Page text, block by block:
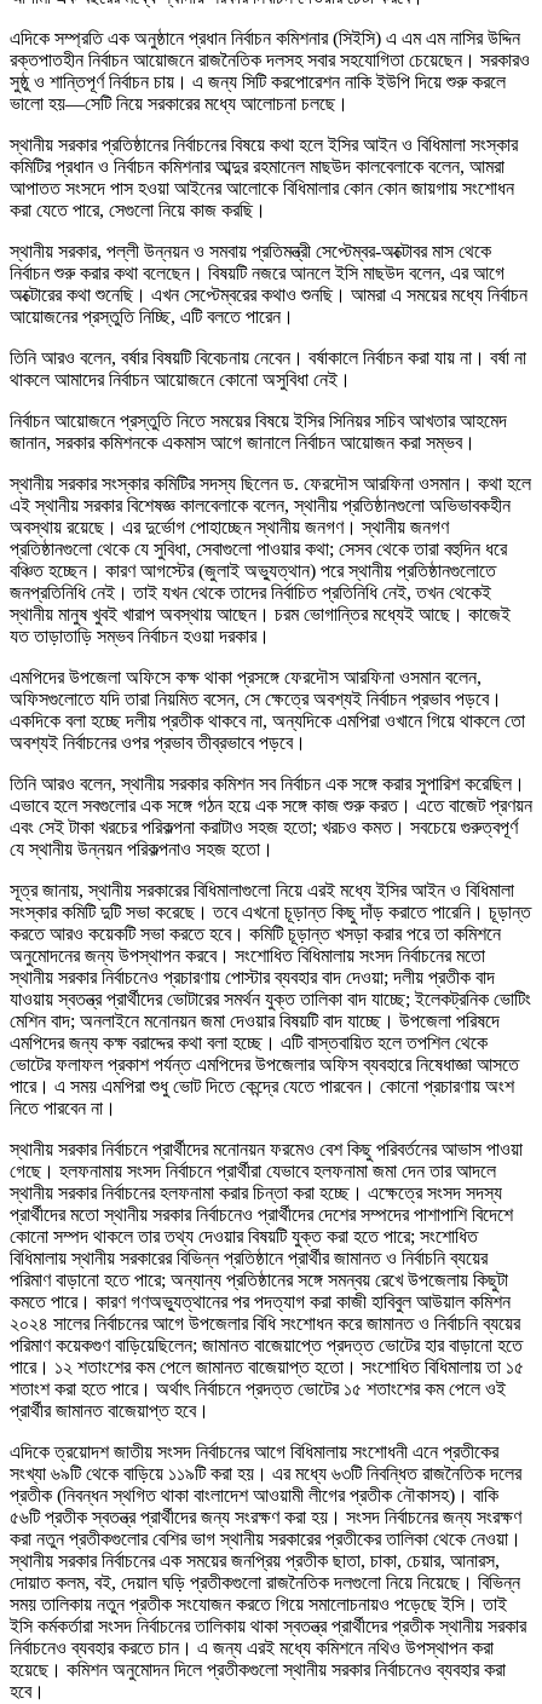
এদিকে সম্প্রতি এক অনুষ্ঠানে প্রধান নির্বাচন কমিশনার (সিইসি) এ এম এম নাসির উদ্দিন
রক্তপাতহীন নির্বাচন আয়োজনে রাজনৈতিক দলসহ সবার সহযোগিতা চেয়েছেন। সরকারও
সুষ্ঠু ও শান্তিপূর্ণ নির্বাচন চায়। এ জন্য সিটি করপোরেশন নাকি ইউপি দিয়ে শুরু করলে
ভালো হয়—সেটি নিয়ে সরকারের মধ্যে আলোচনা চলছে।
স্থানীয় সরকার প্রতিষ্ঠানের নির্বাচনের বিষয়ে কথা হলে ইসির আইন ও বিধিমালা সংস্কার
কমিটির প্রধান ও নির্বাচন কমিশনার আব্দুর রহমানেল মাছউদ কালবেলাকে বলেন, আমরা
আপাতত সংসদে পাস হওয়া আইনের আলোকে বিধিমালার কোন কোন জায়গায় সংশোধন
করা যেতে পারে, সেগুলো নিয়ে কাজ করছি।
স্থানীয় সরকার, পল্লী উন্নয়ন ও সমবায় প্রতিমন্ত্রী সেপ্টেম্বর-অক্টোবর মাস থেকে
নির্বাচন শুরু করার কথা বলেছেন। বিষয়টি নজরে আনলে ইসি মাছউদ বলেন, এর আগে
অক্টোরের কথা শুনেছি। এখন সেপ্টেম্বরের কথাও শুনছি। আমরা এ সময়ের মধ্যে নির্বাচন
আয়োজনের প্রস্তুতি নিচ্ছি, এটি বলতে পারেন।
তিনি আরও বলেন, বর্ষার বিষয়টি বিবেচনায় নেবেন। বর্ষাকালে নির্বাচন করা যায় না। বর্ষা না
থাকলে আমাদের নির্বাচন আয়োজনে কোনো অসুবিধা নেই।
নির্বাচন আয়োজনে প্রস্তুতি নিতে সময়ের বিষয়ে ইসির সিনিয়র সচিব আখতার আহমেদ
জানান, সরকার কমিশনকে একমাস আগে জানালে নির্বাচন আয়োজন করা সম্ভব।
স্থানীয় সরকার সংস্কার কমিটির সদস্য ছিলেন ড. ফেরদৌস আরফিনা ওসমান। কথা হলে
এই স্থানীয় সরকার বিশেষজ্ঞ কালবেলাকে বলেন, স্থানীয় প্রতিষ্ঠানগুলো অভিভাবকহীন
অবস্থায় রয়েছে। এর দুর্ভোগ পোহাচ্ছেন স্থানীয় জনগণ। স্থানীয় জনগণ
প্রতিষ্ঠানগুলো থেকে যে সুবিধা, সেবাগুলো পাওয়ার কথা; সেসব থেকে তারা বহুদিন ধরে
বঞ্চিত হচ্ছেন। কারণ আগস্টের (জুলাই অভ্যুত্থান) পরে স্থানীয় প্রতিষ্ঠানগুলোতে
জনপ্রতিনিধি নেই। তাই যখন থেকে তাদের নির্বাচিত প্রতিনিধি নেই, তখন থেকেই
স্থানীয় মানুষ খুবই খারাপ অবস্থায় আছেন। চরম ভোগান্তির মধ্যেই আছে। কাজেই
যত তাড়াতাড়ি সম্ভব নির্বাচন হওয়া দরকার।
এমপিদের উপজেলা অফিসে কক্ষ থাকা প্রসঙ্গে ফেরদৌস আরফিনা ওসমান বলেন,
অফিসগুলোতে যদি তারা নিয়মিত বসেন, সে ক্ষেত্রে অবশ্যই নির্বাচন প্রভাব পড়বে।
একদিকে বলা হচ্ছে দলীয় প্রতীক থাকবে না, অন্যদিকে এমপিরা ওখানে গিয়ে থাকলে তো
অবশ্যই নির্বাচনের ওপর প্রভাব তীব্রভাবে পড়বে।
তিনি আরও বলেন, স্থানীয় সরকার কমিশন সব নির্বাচন এক সঙ্গে করার সুপারিশ করেছিল।
এভাবে হলে সবগুলোর এক সঙ্গে গঠন হয়ে এক সঙ্গে কাজ শুরু করত। এতে বাজেট প্রণয়ন
এবং সেই টাকা খরচের পরিকল্পনা করাটাও সহজ হতো; খরচও কমত। সবচেয়ে গুরুত্বপূর্ণ
যে স্থানীয় উন্নয়ন পরিকল্পনাও সহজ হতো।
সূত্র জানায়, স্থানীয় সরকারের বিধিমালাগুলো নিয়ে এরই মধ্যে ইসির আইন ও বিধিমালা
সংস্কার কমিটি দুটি সভা করেছে। তবে এখনো চূড়ান্ত কিছু দাঁড় করাতে পারেনি। চূড়ান্ত
করতে আরও কয়েকটি সভা করতে হবে। কমিটি চূড়ান্ত খসড়া করার পরে তা কমিশনে
অনুমোদনের জন্য উপস্থাপন করবে। সংশোধিত বিধিমালায় সংসদ নির্বাচনের মতো
স্থানীয় সরকার নির্বাচনেও প্রচারণায় পোস্টার ব্যবহার বাদ দেওয়া; দলীয় প্রতীক বাদ
যাওয়ায় স্বতন্ত্র প্রার্থীদের ভোটারের সমর্থন যুক্ত তালিকা বাদ যাচ্ছে; ইলেকট্রনিক ভোটিং
মেশিন বাদ; অনলাইনে মনোনয়ন জমা দেওয়ার বিষয়টি বাদ যাচ্ছে। উপজেলা পরিষদে
এমপিদের জন্য কক্ষ বরাদ্দের কথা বলা হচ্ছে। এটি বাস্তবায়িত হলে তপশিল থেকে
ভোটের ফলাফল প্রকাশ পর্যন্ত এমপিদের উপজেলার অফিস ব্যবহারে নিষেধাজ্ঞা আসতে
পারে। এ সময় এমপিরা শুধু ভোট দিতে কেন্দ্রে যেতে পারবেন। কোনো প্রচারণায় অংশ
নিতে পারবেন না।
স্থানীয় সরকার নির্বাচনে প্রার্থীদের মনোনয়ন ফরমেও বেশ কিছু পরিবর্তনের আভাস পাওয়া
গেছে। হলফনামায় সংসদ নির্বাচনে প্রার্থীরা যেভাবে হলফনামা জমা দেন তার আদলে
স্থানীয় সরকার নির্বাচনের হলফনামা করার চিন্তা করা হচ্ছে। এক্ষেত্রে সংসদ সদস্য
প্রার্থীদের মতো স্থানীয় সরকার নির্বাচনেও প্রার্থীদের দেশের সম্পদের পাশাপাশি বিদেশে
কোনো সম্পদ থাকলে তার তথ্য দেওয়ার বিষয়টি যুক্ত করা হতে পারে; সংশোধিত
বিধিমালায় স্থানীয় সরকারের বিভিন্ন প্রতিষ্ঠানে প্রার্থীর জামানত ও নির্বাচনি ব্যয়ের
পরিমাণ বাড়ানো হতে পারে; অন্যান্য প্রতিষ্ঠানের সঙ্গে সমন্বয় রেখে উপজেলায় কিছুটা
কমতে পারে। কারণ গণঅভ্যুত্থানের পর পদত্যাগ করা কাজী হাবিবুল আউয়াল কমিশন
২০২৪ সালের নির্বাচনের আগে উপজেলার বিধি সংশোধন করে জামানত ও নির্বাচনি ব্যয়ের
পরিমাণ কয়েকগুণ বাড়িয়েছিলেন; জামানত বাজেয়াপ্তে প্রদত্ত ভোটের হার বাড়ানো হতে
পারে। ১২ শতাংশের কম পেলে জামানত বাজেয়াপ্ত হতো। সংশোধিত বিধিমালায় তা ১৫
শতাংশ করা হতে পারে। অর্থাৎ নির্বাচনে প্রদত্ত ভোটের ১৫ শতাংশের কম পেলে ওই
প্রার্থীর জামানত বাজেয়াপ্ত হবে।
এদিকে ত্রয়োদশ জাতীয় সংসদ নির্বাচনের আগে বিধিমালায় সংশোধনী এনে প্রতীকের
সংখ্যা ৬৯টি থেকে বাড়িয়ে ১১৯টি করা হয়। এর মধ্যে ৬৩টি নিবন্ধিত রাজনৈতিক দলের
প্রতীক (নিবন্ধন স্থগিত থাকা বাংলাদেশ আওয়ামী লীগের প্রতীক নৌকাসহ)। বাকি
৫৬টি প্রতীক স্বতন্ত্র প্রার্থীদের জন্য সংরক্ষণ করা হয়। সংসদ নির্বাচনের জন্য সংরক্ষণ
করা নতুন প্রতীকগুলোর বেশির ভাগ স্থানীয় সরকারের প্রতীকের তালিকা থেকে নেওয়া।
স্থানীয় সরকার নির্বাচনের এক সময়ের জনপ্রিয় প্রতীক ছাতা, চাকা, চেয়ার, আনারস,
দোয়াত কলম, বই, দেয়াল ঘড়ি প্রতীকগুলো রাজনৈতিক দলগুলো নিয়ে নিয়েছে। বিভিন্ন
সময় তালিকায় নতুন প্রতীক সংযোজন করতে গিয়ে সমালোচনায়ও পড়েছে ইসি। তাই
ইসি কর্মকর্তারা সংসদ নির্বাচনের তালিকায় থাকা স্বতন্ত্র প্রার্থীদের প্রতীক স্থানীয় সরকার
নির্বাচনেও ব্যবহার করতে চান। এ জন্য এরই মধ্যে কমিশনে নথিও উপস্থাপন করা
হয়েছে। কমিশন অনুমোদন দিলে প্রতীকগুলো স্থানীয় সরকার নির্বাচনেও ব্যবহার করা
হবে।